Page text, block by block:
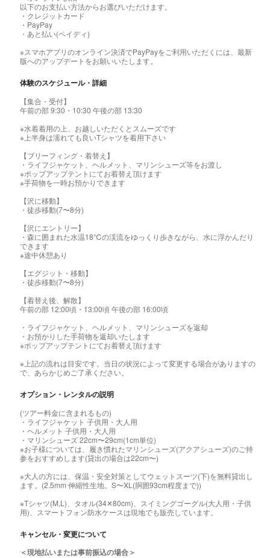
以下のお支払い方法からお選びいただけます。
・クレジットカード
・PayPay
・あと払い(ペイディ)
※スマホアプリのオンライン決済でPayPayをご利用いただくには、最新
版へのアップデートをお願いいたします。
体験のスケジュール・詳細
【集合・受付】
午前の部 9:30・10:30 午後の部 13:30
※水着着用の上、お越しいただくとスムーズです
※上半身は濡れても良いTシャツを着用下さい
【ブリーフィング・着替え】
・ライフジャケット、ヘルメット、マリンシューズ等をお渡し
※ポップアップテントにてお着替え頂けます
※手荷物を一時お預かりできます
【沢に移動】
・徒歩移動(7〜8分)
【沢にエントリー】
・森に囲まれた水温18℃の渓流をゆっくり歩きながら、水に浮かんだり
できます
※途中休憩あり
【エグジット・移動】
・徒歩移動(7〜8分)
【着替え後、解散】
午前の部 12:00頃・13:00頃 午後の部 16:00頃
・ライフジャケット、ヘルメット、マリンシューズを返却
・お預かりした手荷物を返却いたします
※ポップアップテントにてお着替え頂けます
※上記の流れは目安です。当日の状況によって変更する場合がありますの
で、あらかじめご了承ください。
オプション・レンタルの説明
(ツアー料金に含まれるもの)
・ライフジャケット 子供用・大人用
・ヘルメット 子供用・大人用
・マリンシューズ 22cm〜29cm(1cm単位)
※お子様については、履き慣れたマリンシューズ(アクアシューズ)のご持
参をおすすめします(貸出の場合は22cm〜)
※大人の方には、保温・安全対策としてウェットスーツ(下)を無料貸出し
ます。(2.5mm 伸縮性生地。S〜XL(胴囲93cm程度まで))
※Tシャツ(M,L)、タオル(34✕80cm)、スイミングゴーグル(大人用・子供
用)、スマートフォン防水ケースは現地でも販売しています。
キャンセル・変更について
＜現地払いまたは事前振込の場合＞